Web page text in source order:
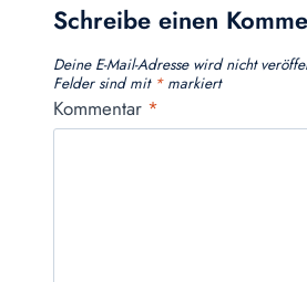
Schreibe einen
Deine E-Mail-Adresse wird nicht
Felder sind mit *markiert
Kommentar *